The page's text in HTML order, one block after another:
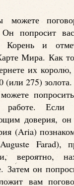
можете
попросит
и
Мира. Как
их
(или 275) золота.
работе. Если
доверия,
(Aria)
Farad),
вероятно,
Затем он
вам